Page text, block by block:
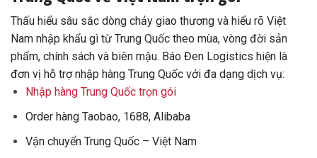
Thấu hiểu sâu sắc dòng chảy giao thương và hiểu rõ Việt
Nam nhập khẩu gì từ Trung Quốc theo mùa, vòng đời sản
phẩm, chính sách và biên mậu. Báo Đen Logistics hiện là
đơn vị hỗ trợ nhập hàng Trung Quốc với đa dạng dịch vụ:
Nhập hàng Trung Quốc trọn gói
Order hàng Taobao, 1688, Alibaba
Vận chuyển Trung Quốc – Việt Nam